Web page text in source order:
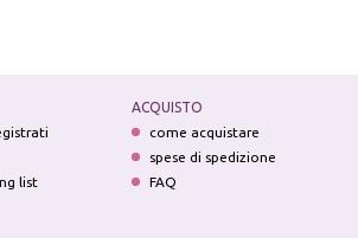
list
ACQUISTO
come acquistare
spese di spedizione
FAQ